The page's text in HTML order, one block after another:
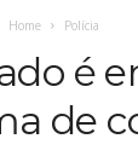
Home Polícia
é
de